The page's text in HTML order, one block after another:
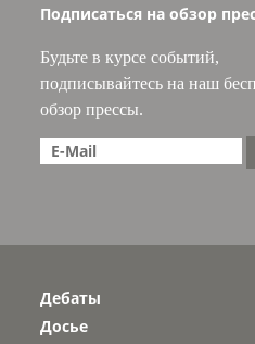
Подписаться на обзор
Будьте в курсе событий,
подписывайтесь на наш
обзор прессы.
Дебаты
Досье